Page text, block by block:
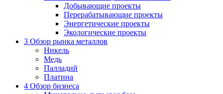
Добывающие проекты
Перерабатывающие проекты
Энергетические проекты
Экологические проекты
3 Обзор рынка металлов
Никель
Медь
Палладий
Платина
4 Обзор бизнеса